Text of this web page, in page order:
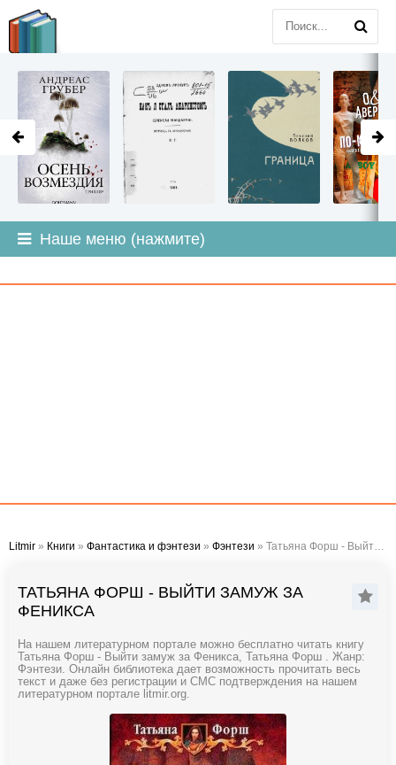
Наше меню (нажмите)
Litmir » Книги » Фантастика и фэнтези » Фэнтези » Татьяна Форш - Выйти замуж за Феникса
ТАТЬЯНА ФОРШ - ВЫЙТИ ЗАМУЖ ЗА
ФЕНИКСА
На нашем литературном портале можно бесплатно читать книгу
Татьяна Форш - Выйти замуж за Феникса, Татьяна Форш . Жанр:
Фэнтези. Онлайн библиотека дает возможность прочитать весь
текст и даже без регистрации и СМС подтверждения на нашем
литературном портале litmir.org.
LITMIR.ORG